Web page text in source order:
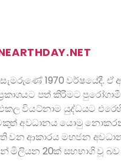
1970 වර්ෂයේදී. ඒ
පත් කිරීමට
වියට්නාම යුද්ධයට
අවධානය යොමු නොකරන
වන ආකාරය මහජන
මිලියන 20ක් සහභාගි වූ බව